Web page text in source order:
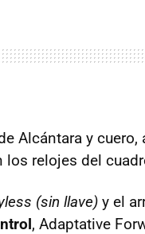
Alcántara y cuero,
relojes del
(sin llave) y el
, Adaptative